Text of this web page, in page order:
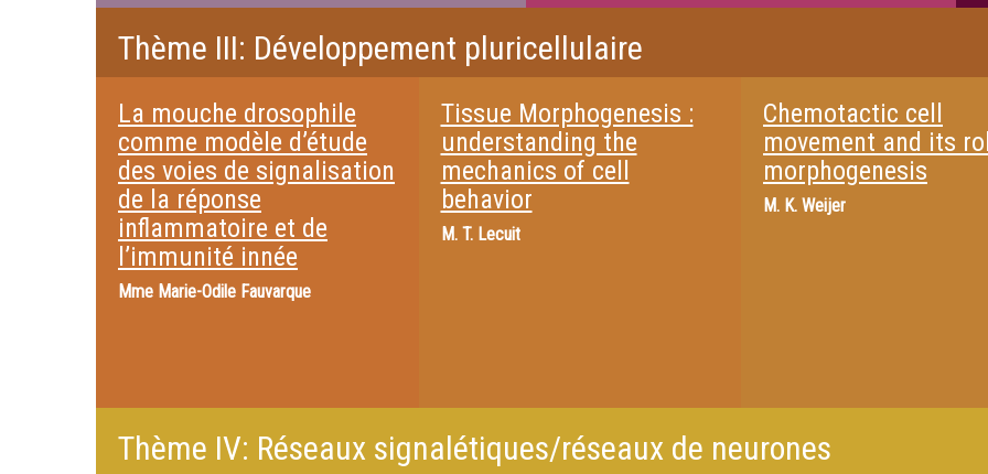
Thème III: Développement pluricellulaire
La mouche drosophile
comme modèle d’étude
des voies de signalisation
de la réponse
inflammatoire et de
l’immunité innée
Mme Marie-Odile Fauvarque
Tissue Morphogenesis :
understanding the
mechanics of cell
behavior
M. T. Lecuit
Chemotactic cell
movement and its
morphogenesis
M. K. Weijer
Thème IV: Réseaux signalétiques/réseaux de neurones